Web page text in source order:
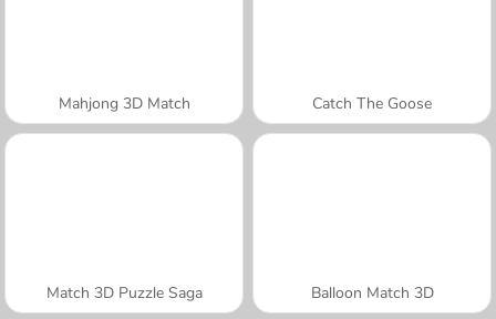
Mahjong 3D Match Catch The Goose
Match 3D Puzzle Saga Balloon Match 3D